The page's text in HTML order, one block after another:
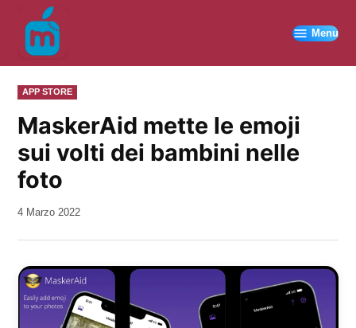
contenuto
Menu
PUBBLICATO
IN
APP STORE
MaskerAid mette le emoji
sui volti dei bambini nelle
foto
da
4 Marzo 2022